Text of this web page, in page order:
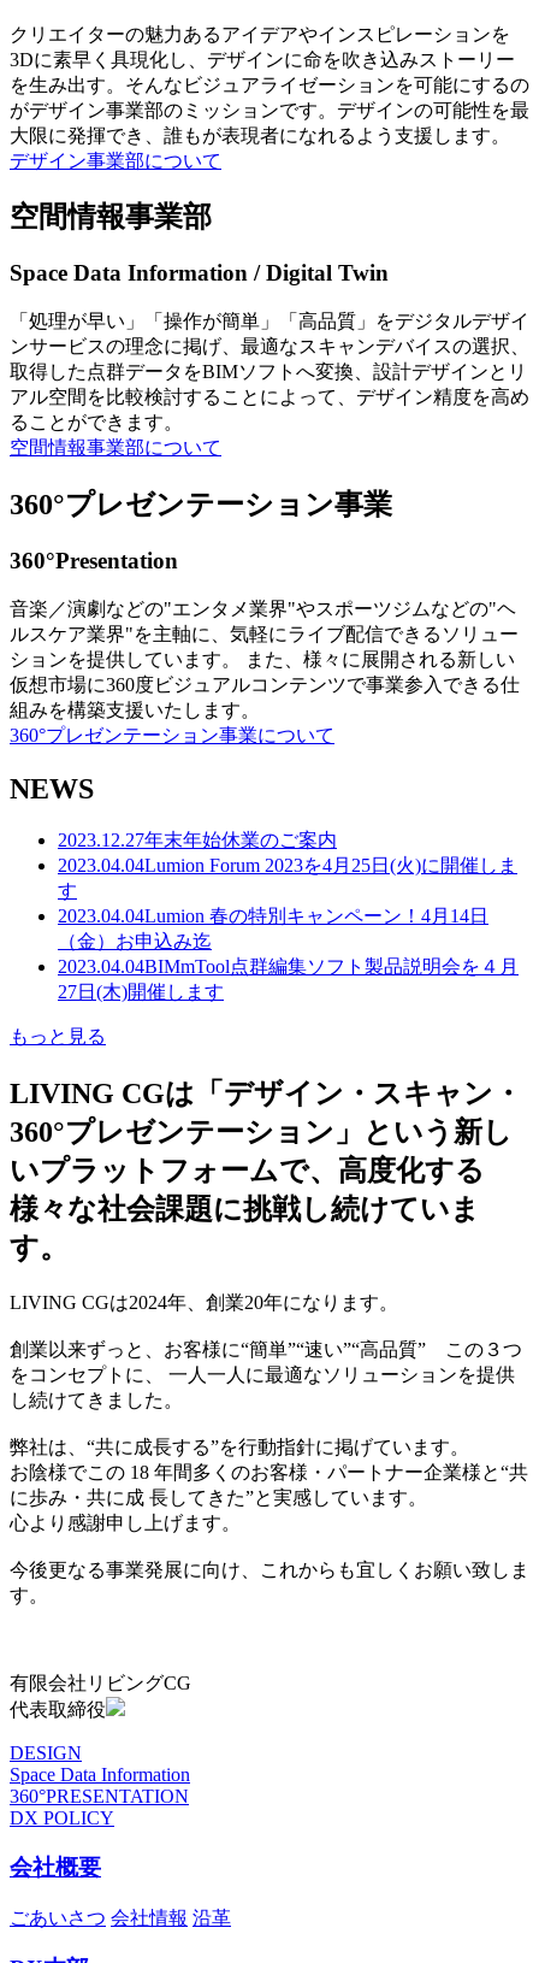
クリエイターの魅力あるアイデアやインスピレーションを
3Dに素早く具現化し、デザインに命を吹き込みストーリー
を生み出す。そんなビジュアライゼーションを可能にするの
がデザイン事業部のミッションです。デザインの可能性を最
大限に発揮でき、誰もが表現者になれるよう支援します。
デザイン事業部について
空間情報事業部
Space Data Information / Digital Twin
「処理が早い」「操作が簡単」「高品質」をデジタルデザイ
ンサービスの理念に掲げ、最適なスキャンデバイスの選択、
取得した点群データをBIMソフトへ変換、設計デザインとリ
アル空間を比較検討することによって、デザイン精度を高め
ることができます。
空間情報事業部について
360°プレゼンテーション事業
360°Presentation
音楽／演劇などの"エンタメ業界"やスポーツジムなどの"ヘ
ルスケア業界"を主軸に、気軽にライブ配信できるソリュー
ションを提供しています。 また、様々に展開される新しい
仮想市場に360度ビジュアルコンテンツで事業参入できる仕
組みを構築支援いたします。
360°プレゼンテーション事業について
NEWS
2023.12.27年末年始休業のご案内
2023.04.04Lumion Forum 2023を4月25日(火)に開催しま
す
2023.04.04Lumion 春の特別キャンペーン！4月14日
（金）お申込み迄
2023.04.04BIMmTool点群編集ソフト製品説明会を４月
27日(木)開催します
もっと見る
LIVING CGは「デザイン・スキャン・
360°プレゼンテーション」という新し
いプラットフォームで、高度化する
様々な社会課題に挑戦し続けていま
す。
LIVING CGは2024年、創業20年になります。
創業以来ずっと、お客様に“簡単”“速い”“高品質” この３つ
をコンセプトに、 一人一人に最適なソリューションを提供
し続けてきました。
弊社は、“共に成長する”を行動指針に掲げています。
お陰様でこの 18 年間多くのお客様・パートナー企業様と“共
に歩み・共に成 長してきた”と実感しています。
心より感謝申し上げます。
今後更なる事業発展に向け、これからも宜しくお願い致しま
す。
有限会社リビングCG
代表取締役
DESIGN
Space Data Information
360°PRESENTATION
DX POLICY
会社概要
ごあいさつ 会社情報 沿革